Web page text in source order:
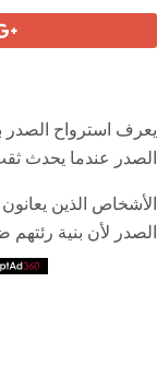
يعرف استرواح الصدر
الصدر عندما يحدث ثقب
الأشخاص الذين
الصدر لأن بنية رئتهم